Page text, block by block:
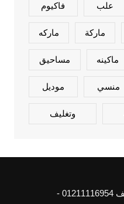
علب فاكيوم
ماركة ماركه
ماكينه مساحيق
منسي موديل
وتغليف
Copyright © 2026 مكن تعبئة وتغليف 01211116954 -